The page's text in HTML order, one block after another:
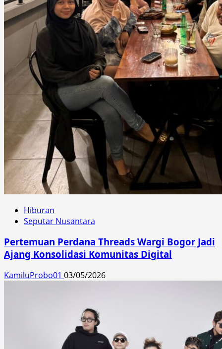
Hiburan
Seputar Nusantara
Pertemuan Perdana Threads Wargi Bogor Jadi
Ajang Konsolidasi Komunitas Digital
KamiluProbo01 03/05/2026